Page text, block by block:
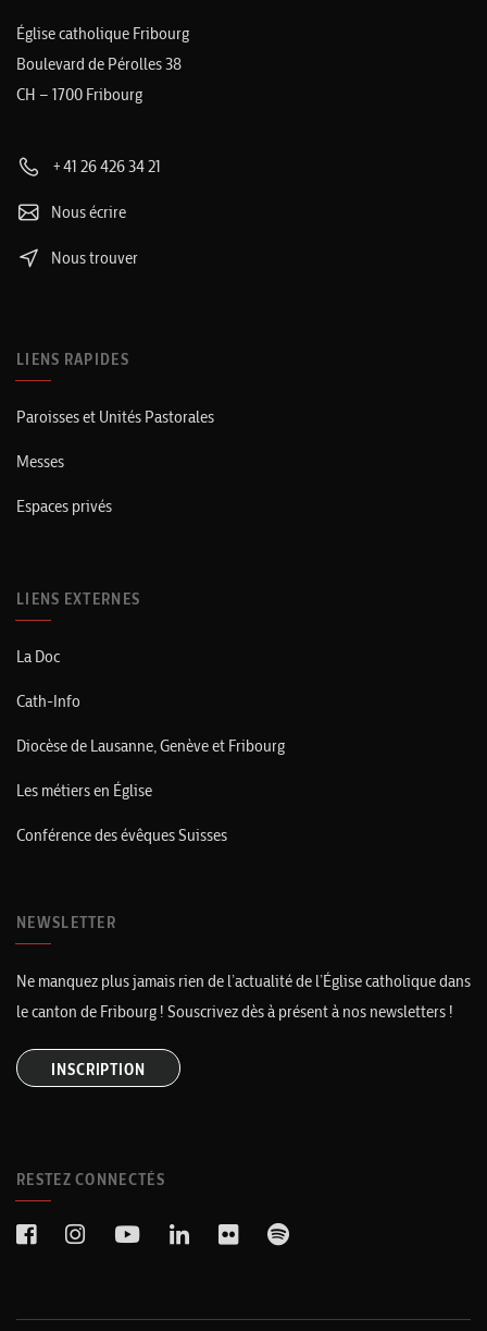
Église catholique Fribourg
Boulevard de Pérolles 38
CH – 1700 Fribourg
+41 26 426 34 21
Nous écrire
Nous trouver
LIENS RAPIDES
Paroisses et Unités Pastorales
Messes
Espaces privés
LIENS EXTERNES
La Doc
Cath-Info
Diocèse de Lausanne, Genève et Fribourg
Les métiers en Église
Conférence des évêques Suisses
NEWSLETTER
Ne manquez plus jamais rien de l’actualité de l’Église catholique dans
le canton de Fribourg ! Souscrivez dès à présent à nos newsletters !
INSCRIPTION
RESTEZ CONNECTÉS